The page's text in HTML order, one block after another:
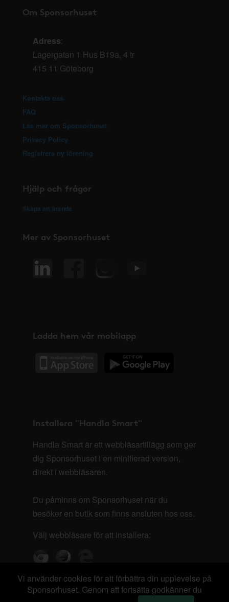
Om Sponsorhuset
Adress:
Lagergatan 1 Hus B19a, 4 tr
415 11 Göteborg
Kontakta oss
FAQ
Läs mer om Sponsorhuset
Privacy Policy
Registrera ny förening
Hjälp och frågor
Skapa ett ärende
Mer av Sponsorhuset
Ladda hem vår mobilapp
Installera "Handla Smart"
Handla Smart är ett webbläsartillägg som ger
dig Sponsorhuset i en minifierad version,
direkt i webbläsaren.
Du påminns om Sponsorhuset när du
besöker en butik som finns ansluten hos oss.
Välj webbläsare för att installera:
Vi använder cookies för att förbättra din upplevelse på
Sponsorhuset. Genom att fortsätta godkänner du